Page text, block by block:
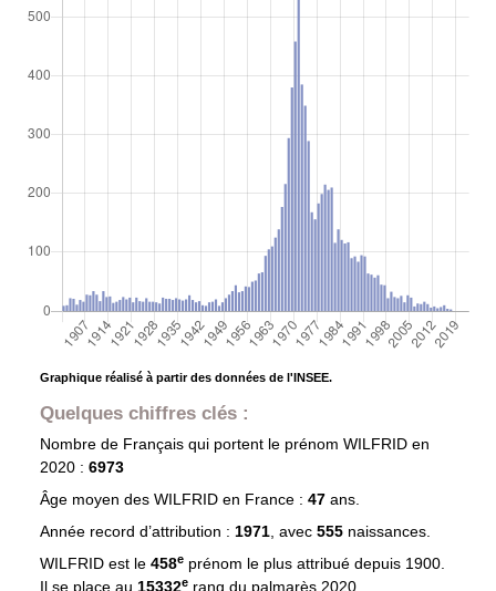
Graphique réalisé à partir des données de l'INSEE.
Quelques chiffres clés :
Nombre de Français qui portent le prénom WILFRID en
2020 : 6973
Âge moyen des WILFRIDen France : 47 ans.
Année record d’attribution : 1971, avec 555 naissances.
WILFRID est le 458eprénom le plus attribué depuis 1900.
Il se place au 15332e rang du palmarès 2020.